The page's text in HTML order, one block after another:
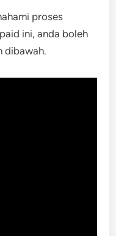
proses
ini, anda boleh
dibawah.